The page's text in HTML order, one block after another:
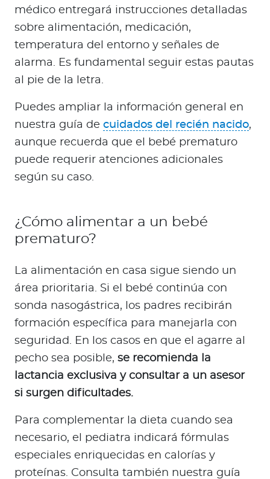
médico entregará instrucciones detalladas
sobre alimentación, medicación,
temperatura del entorno y señales de
alarma. Es fundamental seguir estas pautas
al pie de la letra.
Puedes ampliar la información general en
nuestra guía de cuidados del recién nacido,
aunque recuerda que el bebé prematuro
puede requerir atenciones adicionales
según su caso.
¿Cómo alimentar a un bebé
prematuro?
La alimentación en casa sigue siendo un
área prioritaria. Si el bebé continúa con
sonda nasogástrica, los padres recibirán
formación específica para manejarla con
seguridad. En los casos en que el agarre al
pecho sea posible, se recomienda la
lactancia exclusiva y consultar a un asesor
si surgen dificultades.
Para complementar la dieta cuando sea
necesario, el pediatra indicará fórmulas
especiales enriquecidas en calorías y
proteínas. Consulta también nuestra guía